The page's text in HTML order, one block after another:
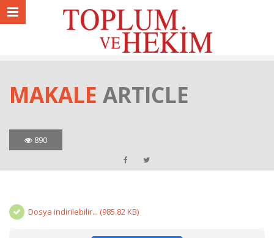
MAKALE ARTICLE
890
Dosya indirilebilir... (985.82 KB)